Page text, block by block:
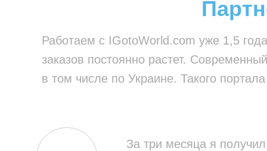
За три месяца я
Работаем с IGotoWorld.com уже 1,5
заказов постоянно растет.
в том числе по Украине. Такого